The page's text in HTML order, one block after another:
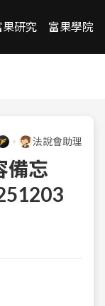
果研究 富果學院
法說會助理
備忘